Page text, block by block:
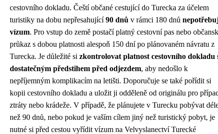
cestovního dokladu. Čeští občané cestující do Turecka za účelem
turistiky na dobu nepřesahující90 dnů v rámci 180 dnů
vízum. Pro vstup do země postačí platný cestovní pas nebo
průkaz s dobou platnosti alespoň 150 dní po plánovaném návratu z
Turecka. Je důležité si zkontrolovat platnost cestovního dokladu
dostatečným předstihem před odjezdem, aby nedošlo k
nepříjemným komplikacím na letišti. Doporučuje se také pořídit si
kopii cestovního dokladu a uložit ji odděleně od originálu pro
ztráty nebo krádeže. V případě, že plánujete v Turecku pobývat
než 90 dnů, nebo pokud je vaším cílem jiný než turistický pobyt, je
nutné si před cestou vyřídit vízum na Velvyslanectví Turecké